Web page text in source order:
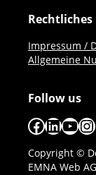
Rechtliches
Impressum /
Allgemeine
Follow us
Facebook
Copyright ©
EMNA Web